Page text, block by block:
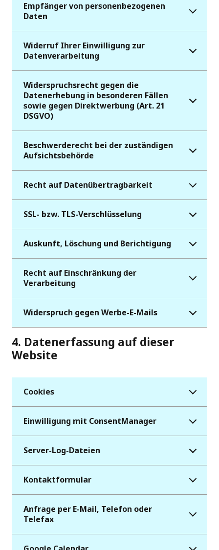
Empfänger von personenbezogenen
Daten
Widerruf Ihrer Einwilligung zur
Datenverarbeitung
Widerspruchsrecht gegen die
Datenerhebung in besonderen Fällen
sowie gegen Direktwerbung (Art. 21
DSGVO)
Beschwerderecht bei der zuständigen
Aufsichtsbehörde
Recht auf Datenübertragbarkeit
SSL- bzw. TLS-Verschlüsselung
Auskunft, Löschung und Berichtigung
Recht auf Einschränkung der
Verarbeitung
Widerspruch gegen Werbe-E-Mails
4. Datenerfassung auf dieser
Website
Cookies
Einwilligung mit ConsentManager
Server-Log-Dateien
Kontaktformular
Anfrage per E-Mail, Telefon oder
Telefax